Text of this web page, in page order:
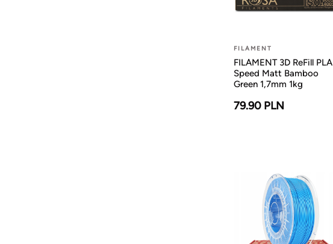
FILAMENT
FILAMENT 3D ReFill PLA
Speed Matt Bamboo
Green 1,7mm 1kg
79.90 PLN